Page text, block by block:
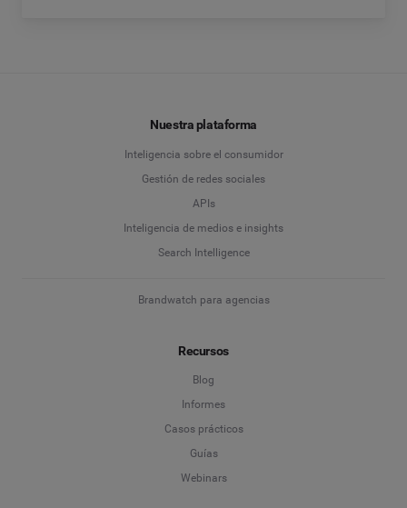
Nuestra plataforma
Inteligencia sobre el consumidor
Gestión de redes sociales
APIs
Inteligencia de medios e insights
Search Intelligence
Brandwatch para agencias
Recursos
Blog
Informes
Casos prácticos
Guías
Webinars